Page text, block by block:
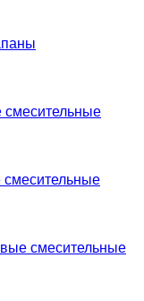
смесительные